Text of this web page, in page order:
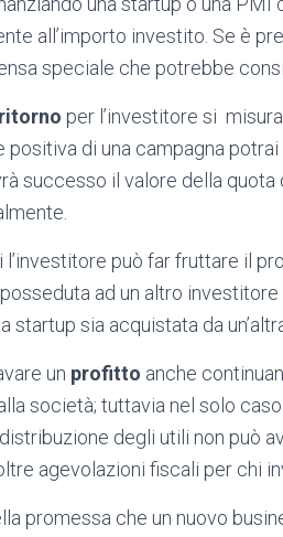
all’importo investito. Se è
speciale che potrebbe
per l’investitore si
positiva di una campagna
successo il valore della
l’investitore può far fruttare il
ad un altro
startup sia acquistata da
un profitto anche
società; tuttavia nel solo
degli utili non può
agevolazioni fiscali per chi
promessa che un nuovo